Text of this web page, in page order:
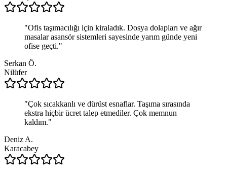
"Ofis taşımacılığı için kiraladık. Dosya dolapları ve ağır
masalar asansör sistemleri sayesinde yarım günde yeni
ofise geçti."
Serkan Ö.
Nilüfer
"Çok sıcakkanlı ve dürüst esnaflar. Taşıma sırasında
ekstra hiçbir ücret talep etmediler. Çok memnun
kaldım."
Deniz A.
Karacabey